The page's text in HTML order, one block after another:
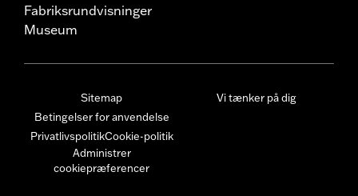
Fabriksrundvisninger
Museum
Sitemap
Betingelser for anvendelse
PrivatlivspolitikCookie-politik
Administrer
cookiepræferencer
Vi tænker på dig